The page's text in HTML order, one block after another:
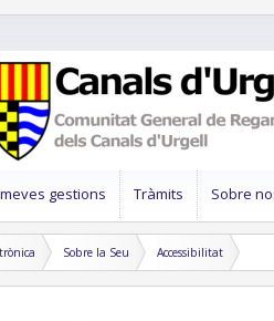
gestions Tràmits Sobre
Sobre la Seu Accessibilitat